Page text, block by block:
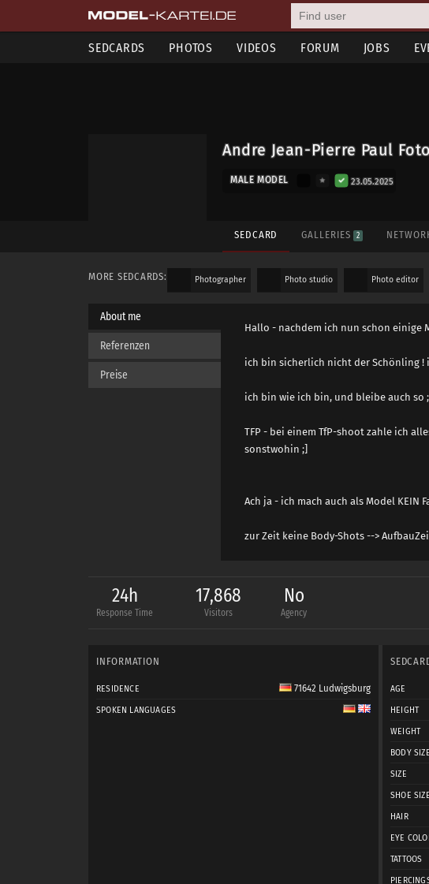
SEDCARDS PHOTOS VIDEOS FORUM JOBS
Andre Jean-Pierre Paul
MALE MODEL 23.05.2025
SEDCARD GALLERIES 2
MORE SEDCARDS: Photographer Photo studio Photo editor
About me
Referenzen
Preise
Hallo - nachdem ich nun schon einige
ich bin sicherlich nicht der Schönling !
ich bin wie ich bin, und bleibe auch so
TFP - bei einem TfP-shoot zahle ich
sonstwohin ;]
Ach ja - ich mach auch als Model KEIN
zur Zeit keine Body-Shots -->
24h
Response Time
17,868
Visitors
No
Agency
INFORMATION
RESIDENCE 71642 Ludwigsburg
SPOKEN LANGUAGES
AGE
HEIGHT
WEIGHT
BODY SIZE
SIZE
SHOE SIZE
HAIR
EYE
TATTOOS